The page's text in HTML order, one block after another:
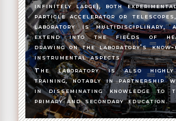
infinitely large), both
particle accelerator or
laboratory is multidisciplinary,
extend into the fields of
drawing on the laboratory’s
instrumental aspects.
The laboratory is also
training, notably in partnership
in disseminating knowledge to
primary and secondary education.